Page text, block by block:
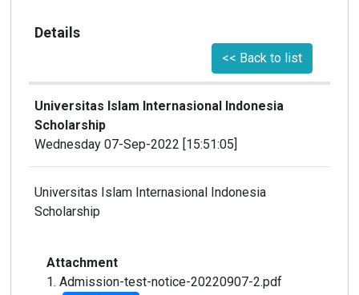
Details
<< Back to list
Universitas Islam Internasional Indonesia
Scholarship
Wednesday 07-Sep-2022 [15:51:05]
Universitas Islam Internasional Indonesia
Scholarship
Attachment
1. Admission-test-notice-20220907-2.pdf